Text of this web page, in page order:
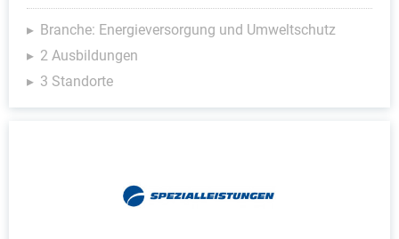
Branche: Energieversorgung und Umweltschutz
2 Ausbildungen
3 Standorte